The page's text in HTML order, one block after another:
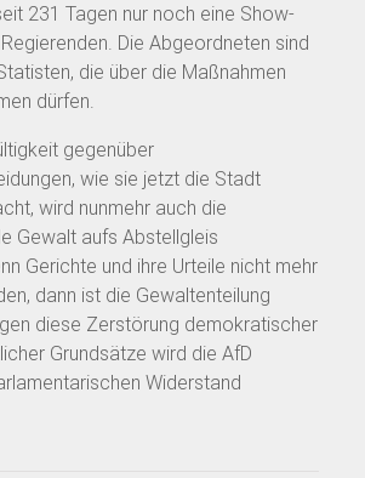
231 Tagen nur noch eine Show-
Die Abgeordneten sind
die über die Maßnahmen
dürfen.
gegenüber
wie sie jetzt die Stadt
wird nunmehr auch die
Gewalt aufs Abstellgleis
Gerichte und ihre Urteile nicht mehr
dann ist die Gewaltenteilung
diese Zerstörung demokratischer
Grundsätze wird die AfD
Widerstand